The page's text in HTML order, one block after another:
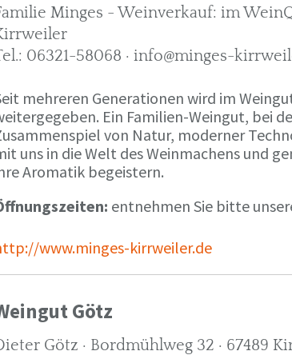
Minges - Weinverkauf: im
06321-58068 · info@minges-
mehreren Generationen wird im
Ein Familien-Weingut, bei
von Natur, moderner
uns in die Welt des Weinmachens und
Aromatik begeistern.
entnehmen Sie bitte
www.minges-kirrweiler.de
Götz
Götz · Bordmühlweg 32 · 67489